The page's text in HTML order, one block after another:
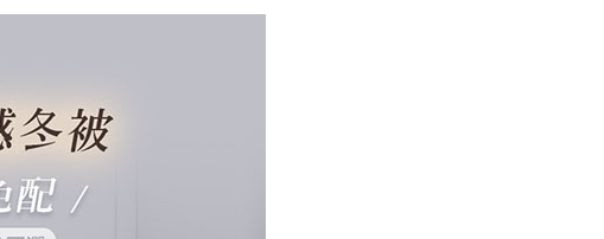
１．透過由恩沛科技股份有限公司提供之「AFTEE先享後付」服務完成之
３．未成年的使用者請事先徵得法定代理人或監護人之同意方可使用
「AFTEE先享後付」，若未經同意申辦者引起之損失，本公司不負相關責
４．使用「AFTEE先享後付」時，將依據個別帳號之用戶狀況，依本公司
即時審查核予不同之上限額度；若仍有額度不足之情形，本公司將視審查
結果請求用戶進行身份認證。